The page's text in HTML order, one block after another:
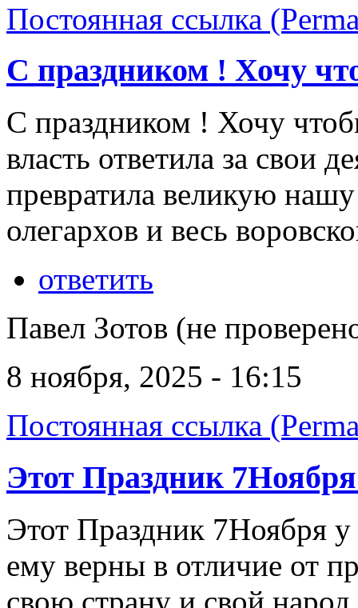
Постоянная ссылка
С праздником ! Хочу
С праздником ! Хочу
власть ответила за свои
превратила великую
олегархов и весь
ответить
Павел Зотов (не
8 ноября, 2025 - 16:15
Постоянная ссылка
Этот Праздник
Этот Праздник 7Ноября
ему верны в отличие от
свою страну и свой народ